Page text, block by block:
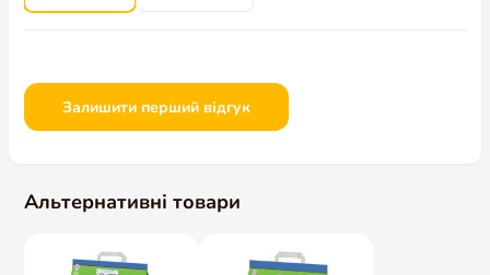
Залишити перший відгук
Альтернативні товари